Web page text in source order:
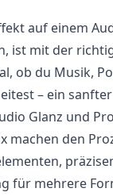
auf einem
ist mit der
ob du Musik,
– ein
Glanz und
machen den
für mehrere